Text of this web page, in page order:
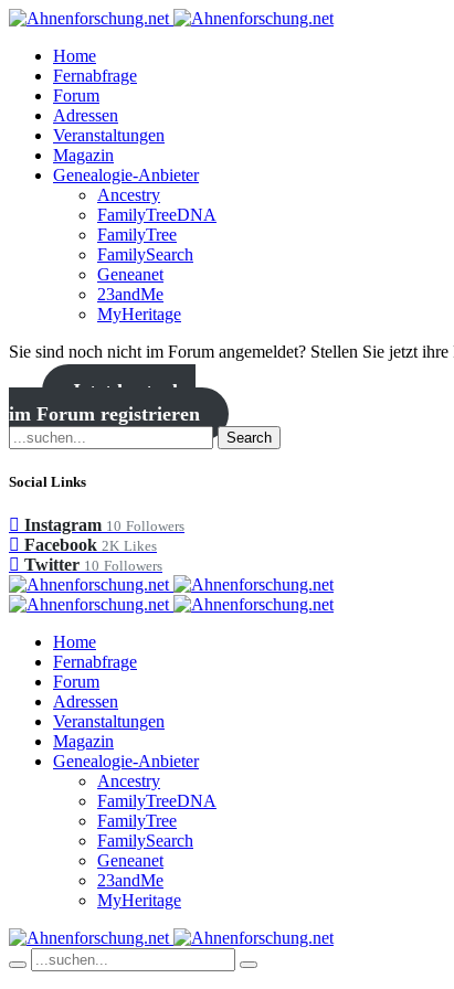
Home
Fernabfrage
Forum
Adressen
Veranstaltungen
Magazin
Genealogie-Anbieter
Ancestry
FamilyTreeDNA
FamilyTree
FamilySearch
Geneanet
23andMe
MyHeritage
Sie sind noch nicht im Forum angemeldet? Stellen Sie jetzt
Jetzt kostenlos
im Forum registrieren
Search
Social Links
Instagram 10 Followers
Facebook 2K Likes
Twitter 10 Followers
Home
Fernabfrage
Forum
Adressen
Veranstaltungen
Magazin
Genealogie-Anbieter
Ancestry
FamilyTreeDNA
FamilyTree
FamilySearch
Geneanet
23andMe
MyHeritage